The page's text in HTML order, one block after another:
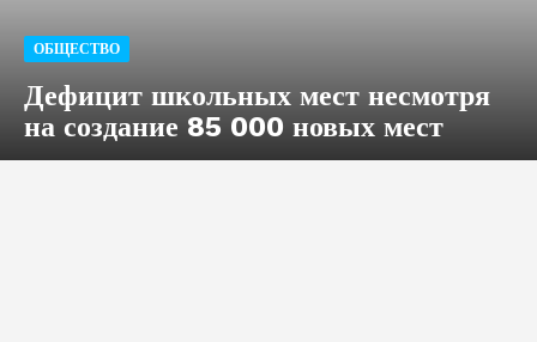
ОБЩЕСТВО
Дефицит школьных мест несмотря
на создание 85 000 новых мест